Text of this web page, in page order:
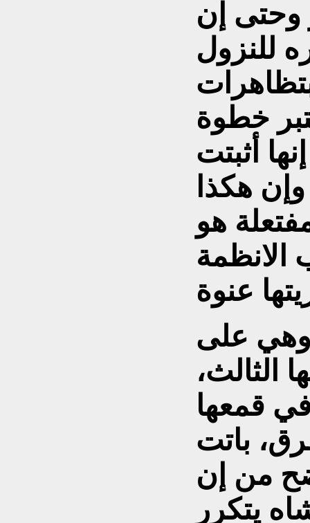
وحتى إن
للنزول
خطوة
أثبتت
هکذا
هو
وهي على
الثالث،
قمعها
باتت
من إن
يتکرر